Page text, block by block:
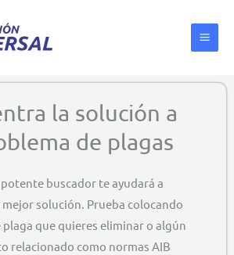
la solución a
de plagas
buscador te ayudará a
solución. Prueba colocando
plaga que quieres eliminar o algún
relacionado como normas AIB